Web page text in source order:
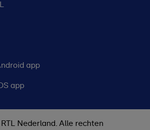
app
app
Nederland. Alle rechten